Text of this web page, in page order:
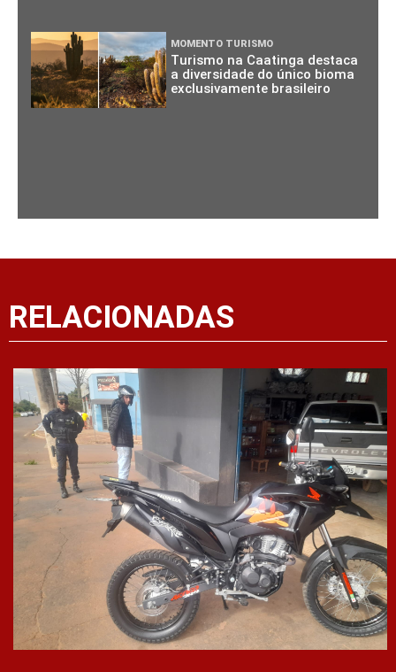
MOMENTO TURISMO
Turismo na Caatinga destaca
a diversidade do único bioma
exclusivamente brasileiro
RELACIONADAS